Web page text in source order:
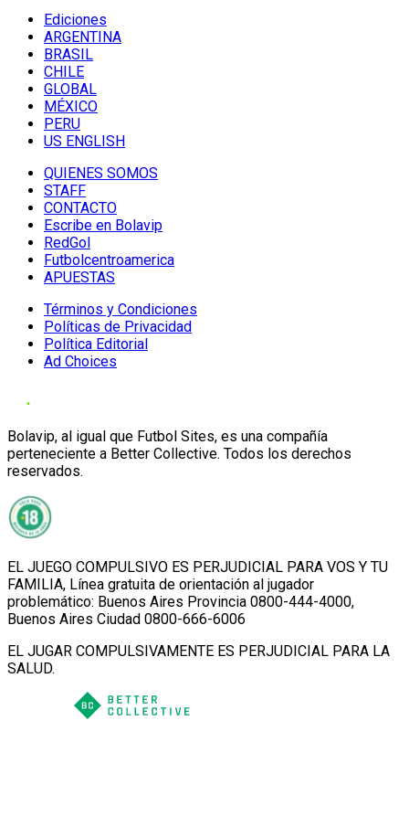
Ediciones
ARGENTINA
BRASIL
CHILE
GLOBAL
MÉXICO
PERU
US ENGLISH
QUIENES SOMOS
STAFF
CONTACTO
Escribe en Bolavip
RedGol
Futbolcentroamerica
APUESTAS
Términos y Condiciones
Políticas de Privacidad
Política Editorial
Ad Choices
Bolavip, al igual que Futbol Sites, es una compañía
perteneciente a Better Collective. Todos los derechos
reservados.
EL JUEGO COMPULSIVO ES PERJUDICIAL PARA VOS Y TU
FAMILIA, Línea gratuita de orientación al jugador
problemático: Buenos Aires Provincia 0800-444-4000,
Buenos Aires Ciudad 0800-666-6006
EL JUGAR COMPULSIVAMENTE ES PERJUDICIAL PARA LA
SALUD.